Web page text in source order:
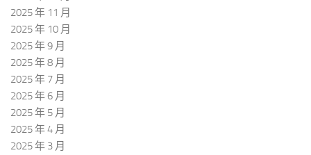
2025 年 11 月
2025 年 10 月
2025 年 9 月
2025 年 8 月
2025 年 7 月
2025 年 6 月
2025 年 5 月
2025 年 4 月
2025 年 3 月